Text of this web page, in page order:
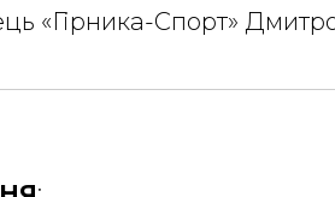
«Гірника-Спорт»